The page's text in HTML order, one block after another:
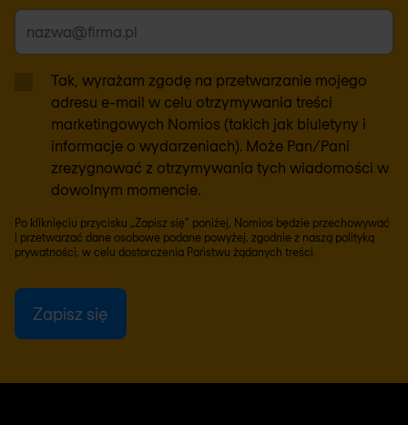
Tak, wyrażam zgodę na przetwarzanie mojego
adresu e-mail w celu otrzymywania treści
marketingowych Nomios (takich jak biuletyny i
informacje o wydarzeniach). Może Pan/Pani
zrezygnować z otrzymywania tych wiadomości w
dowolnym momencie.
Po kliknięciu przycisku „Zapisz się” poniżej, Nomios będzie przechowywać
i przetwarzać dane osobowe podane powyżej, zgodnie z naszą polityką
prywatności , w celu dostarczenia Państwu żądanych treści.